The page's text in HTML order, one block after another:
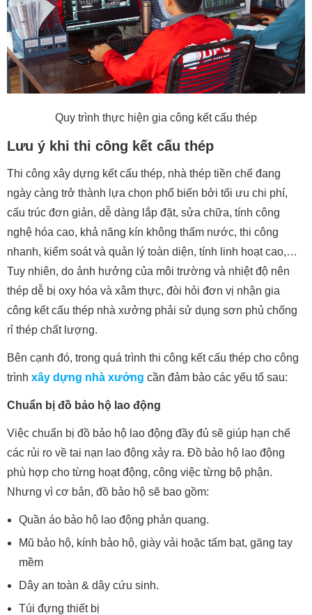
Quy trình thực hiện gia công kết cấu thép
Lưu ý khi thi công kết cấu thép
Thi công xây dựng kết cấu thép, nhà thép tiền chế đang
ngày càng trở thành lựa chọn phổ biến bởi tối ưu chi phí,
cấu trúc đơn giản, dễ dàng lắp đặt, sửa chữa, tính công
nghệ hóa cao, khả năng kín không thấm nước, thi công
nhanh, kiểm soát và quản lý toàn diện, tính linh hoạt cao,…
Tuy nhiên, do ảnh hưởng của môi trường và nhiệt độ nên
thép dễ bị oxy hóa và xâm thực, đòi hỏi đơn vị nhận gia
công kết cấu thép nhà xưởng phải sử dụng sơn phủ chống
rỉ thép chất lượng.
Bên cạnh đó, trong quá trình thi công kết cấu thép cho công
trình xây dựng nhà xưởng cần đảm bảo các yếu tố sau:
Chuẩn bị đồ bảo hộ lao động
Việc chuẩn bị đồ bảo hộ lao động đầy đủ sẽ giúp hạn chế
các rủi ro về tai nạn lao động xảy ra. Đồ bảo hộ lao động
phù hợp cho từng hoạt động, công việc từng bộ phận.
Nhưng vì cơ bản, đồ bảo hộ sẽ bao gồm:
Quần áo bảo hộ lao động phản quang.
Mũ bảo hộ, kính bảo hộ, giày vải hoặc tấm bạt, găng tay
mềm
Dây an toàn & dây cứu sinh.
Túi đựng thiết bị